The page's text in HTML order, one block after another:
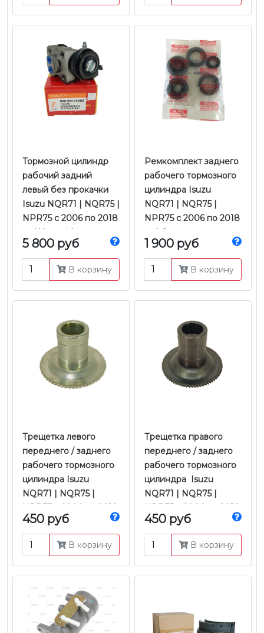
Тормозной цилиндр
рабочий задний
левый без прокачки
Isuzu NQR71 | NQR75 |
NPR75 с 2006 по 2018
гг. | Yamasida
5 800 руб
В корзину
​​​​​​​Ремкомплект заднего
рабочего тормозного
цилиндра Isuzu
NQR71 | NQR75 |
NPR75 с 2006 по 2018
гг. | Оригинал
1 900 руб
В корзину
Трещетка левого
переднего / заднего
рабочего тормозного
цилиндра Isuzu
NQR71 | NQR75 |
NPR75 с 2006 по 2018
гг. | JMC
450 руб
В корзину
Трещетка правого
переднего / заднего
рабочего тормозного
цилиндра Isuzu
NQR71 | NQR75 |
NPR75 с 2006 по 2018
гг. | JMC
450 руб
В корзину